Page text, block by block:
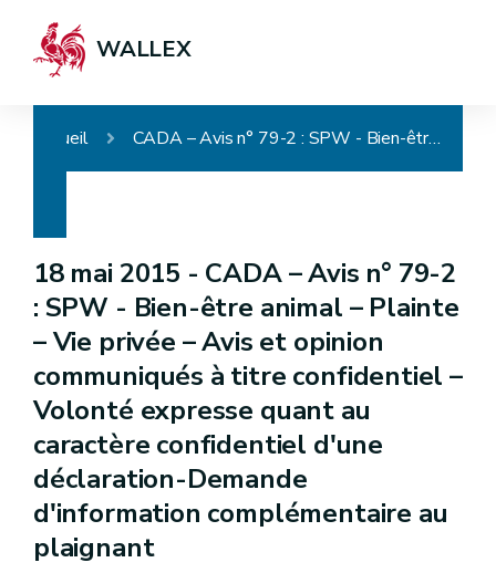
WALLEX
Accueil CADA – Avis n° 79-2 : SPW - Bien-être animal – Plainte – Vie privée – Avis et opinion communiqués à titre confidentiel – Volonté expresse quant au caractère confidentiel d'une déclaration-Demande d'information complémentaire au plaignant
18 mai 2015 - CADA – Avis n° 79-2
: SPW - Bien-être animal – Plainte
– Vie privée – Avis et opinion
communiqués à titre confidentiel –
Volonté expresse quant au
caractère confidentiel d'une
déclaration-Demande
d'information complémentaire au
plaignant